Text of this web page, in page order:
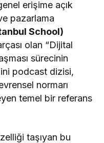
erişime açık
pazarlama
School)
olan “Dijital
sürecinin
podcast dizisi,
normarı
temel bir referans
taşıyan bu